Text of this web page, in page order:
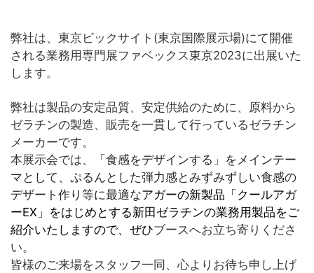
弊社は、東京ビックサイト(東京国際展示場)にて開催
される業務用専門展ファベックス東京2023に出展いた
します。
弊社は製品の安定品質、安定供給のために、原料から
ゼラチンの製造、販売を一貫して行っているゼラチン
メーカーです。
本展示会では、
「食感をデザインする」をメインテー
マとして、ぷるんとした弾力感とみずみずしい食感の
デザート作り等に最適なアガーの新製品「クールアガ
ーEX」をはじめとする新田ゼラチンの業務用製品をご
紹介いたしますので、ぜひブースへお立ち寄りくださ
い。
皆様のご来場をスタッフ一同、心よりお待ち申し上げ